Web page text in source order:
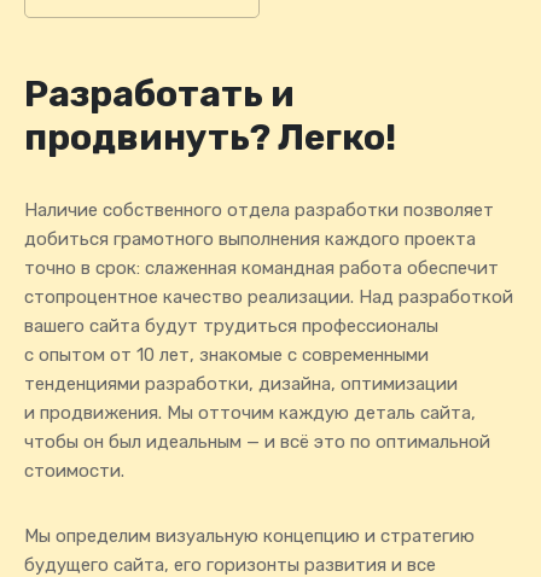
Разработать и
продвинуть? Легко!
Наличие собственного отдела разработки позволяет
добиться грамотного выполнения каждого проекта
точно в срок: слаженная командная работа обеспечит
стопроцентное качество реализации. Над разработкой
вашего сайта будут трудиться профессионалы
с опытом от 10 лет, знакомые с современными
тенденциями разработки, дизайна, оптимизации
и продвижения. Мы отточим каждую деталь сайта,
чтобы он был идеальным — и всё это по оптимальной
стоимости.
Мы определим визуальную концепцию и стратегию
будущего сайта, его горизонты развития и все